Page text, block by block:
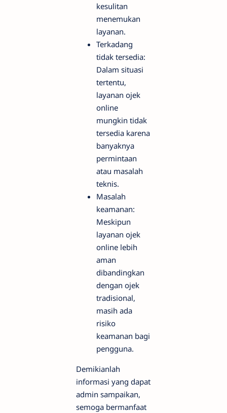
kesulitan
menemukan
layanan.
Terkadang
tidak tersedia:
Dalam situasi
tertentu,
layanan ojek
online
mungkin tidak
tersedia karena
banyaknya
permintaan
atau masalah
teknis.
Masalah
keamanan:
Meskipun
layanan ojek
online lebih
aman
dibandingkan
dengan ojek
tradisional,
masih ada
risiko
keamanan bagi
pengguna.
Demikianlah
informasi yang dapat
admin sampaikan,
semoga bermanfaat